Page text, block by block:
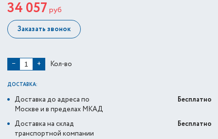
34 057 руб
Заказать звонок
− + Кол-во
ДОСТАВКА:
Доставка до адреса по
Москве и в пределах МКАД
Бесплатно
Доставка на склад
транспортной компании
Бесплатно